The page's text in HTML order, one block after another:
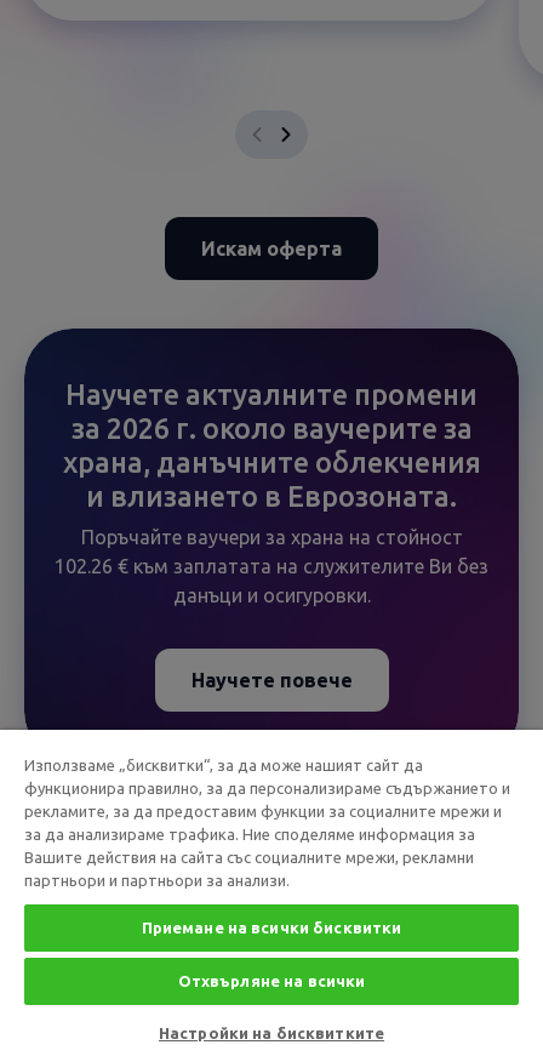
Искам оферта
Научете актуалните промени
за 2026 г. около ваучерите за
храна, данъчните облекчения
и влизането в Еврозоната.
Поръчайте ваучери за храна на стойност
102.26 € към заплатата на служителите Ви без
данъци и осигуровки.
Научете повече
Законови разпоредби и
документи:
НАРЕДБА № 7 от 9.07.2003 г. за условията и
реда за издаване и отнемане на разрешение за
извършване на дейност като оператор на
Използваме „бисквитки“, за да може нашият сайт да
функционира правилно, за да персонализираме съдържанието и
рекламите, за да предоставим функции за социалните мрежи и
за да анализираме трафика. Ние споделяме информация за
Вашите действия на сайта със социалните мрежи, рекламни
партньори и партньори за анализи.
Приемане на всички бисквитки
Отхвърляне на всички
Настройки на бисквитките